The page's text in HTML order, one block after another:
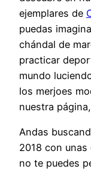
ejemplares de
puedas
chándal de
practicar
mundo
los merjoes
nuestra
Andas
2018 con
no te puedes